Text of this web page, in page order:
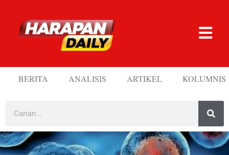
BERITA ANALISIS ARTIKEL KOLUMNIS